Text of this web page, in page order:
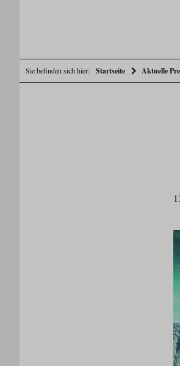
Sie befinden sich hier: Startseite Aktuelle